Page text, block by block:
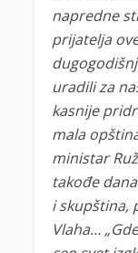
napredne
prijatelja
uradili za
kasnije
mala
ministar
takođe
i skupština,
Vlaha…